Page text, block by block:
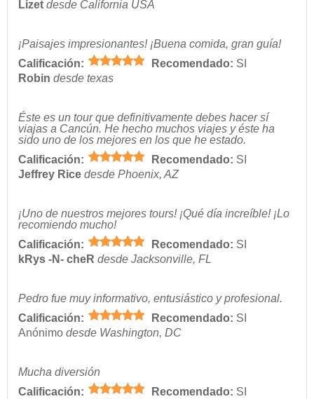
Lizet desde California USA
¡Paisajes impresionantes! ¡Buena comida, gran guía!
Calificación:
Recomendado: SI
Robin desde texas
Éste es un tour que definitivamente debes hacer sí
viajas a Cancún. He hecho muchos viajes y éste ha
sido uno de los mejores en los que he estado.
Calificación:
Recomendado: SI
Jeffrey Rice desde Phoenix, AZ
¡Uno de nuestros mejores tours! ¡Qué día increíble! ¡Lo
recomiendo mucho!
Calificación:
Recomendado: SI
kRys -N- cheR desde Jacksonville, FL
Pedro fue muy informativo, entusiástico y profesional.
Calificación:
Recomendado: SI
Anónimo desde Washington, DC
Mucha diversión
Calificación:
Recomendado: SI